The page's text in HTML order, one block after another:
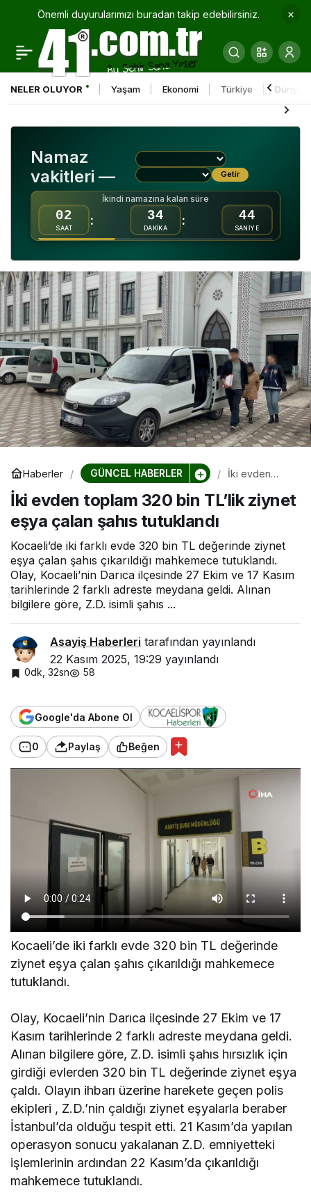
Önemli duyurularımızı buradan takip edebilirsiniz.
NELER OLUYOR Yaşam Ekonomi Türkiye Dünya
Namaz
vakitleri —
Getir
İkindi namazına kalan süre
02
SAAT
: 34
DAKİKA
: 43
SANİYE
Haberler GÜNCEL HABERLER
İki evden
bin TL’lik
ziynet eşya
İki evden toplam 320 bin TL’lik ziynet
eşya çalan şahıs tutuklandı
Kocaeli’de iki farklı evde 320 bin TL değerinde ziynet
eşya çalan şahıs çıkarıldığı mahkemece tutuklandı.
Olay, Kocaeli’nin Darıca ilçesinde 27 Ekim ve 17 Kasım
tarihlerinde 2 farklı adreste meydana geldi. Alınan
bilgilere göre, Z.D. isimli şahıs ...
Asayiş Haberleri tarafından yayınlandı
22 Kasım 2025, 19:29 yayınlandı
0dk, 32sn 58
Google'da Abone Ol
0 Paylaş Beğen
Kocaeli’de iki farklı evde 320 bin TL değerinde
ziynet eşya çalan şahıs çıkarıldığı mahkemece
tutuklandı.
Olay, Kocaeli’nin Darıca ilçesinde 27 Ekim ve 17
Kasım tarihlerinde 2 farklı adreste meydana geldi.
Alınan bilgilere göre, Z.D. isimli şahıs hırsızlık için
girdiği evlerden 320 bin TL değerinde ziynet eşya
çaldı. Olayın ihbarı üzerine harekete geçen polis
ekipleri , Z.D.’nin çaldığı ziynet eşyalarla beraber
İstanbul’da olduğu tespit etti. 21 Kasım’da yapılan
operasyon sonucu yakalanan Z.D. emniyetteki
işlemlerinin ardından 22 Kasım’da çıkarıldığı
mahkemece tutuklandı.
Göreve gelmeyen polis
memuru, kendisini
kontrol için gelen mesai
ölü bulundu
0 Paylaş